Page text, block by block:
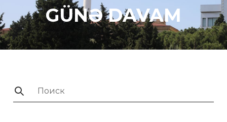
GÜNƏ DAVAM